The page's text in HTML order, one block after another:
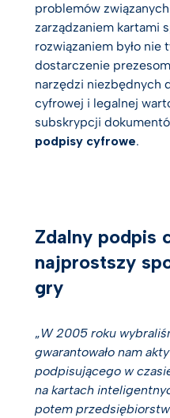
problemów
zarządzaniem kartami
rozwiązaniem było nie
dostarczenie
narzędzi niezbędnych
cyfrowej i legalnej
subskrypcji
podpisy cyfrowe.
Zdalny podpis
najprostszy
gry
„W 2005 roku
gwarantowało nam
podpisującego w
na kartach
potem